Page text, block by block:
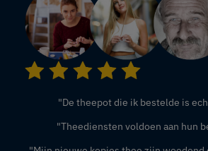
"De theepot die ik bestelde is
"Theediensten voldoen aan hun